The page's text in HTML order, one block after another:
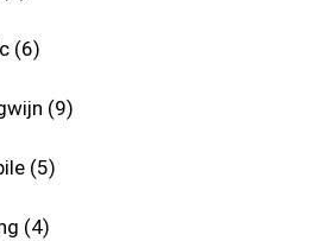
6
9
5
4